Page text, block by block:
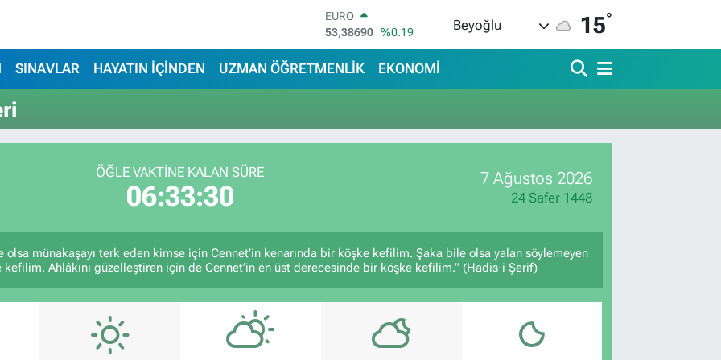
EURO
53,38690 %0.19
STERLİN
61,60380
%0.18
14.598,00
%0
BITCOIN
Beyoğlu 15°
SINAVLAR HAYATIN İÇİNDEN UZMAN ÖĞRETMENLİK EKONOMİ
ÖĞLE VAKTİNE KALAN SÜRE
06:33:30
7 Ağustos 2026
24 Safer 1448
olsa münakaşayı terk eden kimse için Cennet’in kenarında bir köşke kefilim. Şaka bile olsa yalan söylemeyen
kefilim. Ahlâkını güzelleştiren için de Cennet’in en üst derecesinde bir köşke kefilim.” (Hadis-i Şerif)